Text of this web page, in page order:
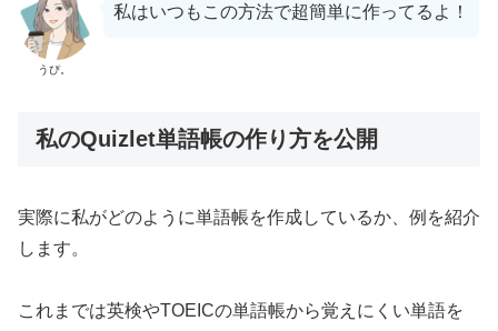
うぴ。
私はいつもこの方法で超簡単に作ってるよ！
私のQuizlet単語帳の作り方を公開
実際に私がどのように単語帳を作成しているか、例を紹介
します。
これまでは英検やTOEICの単語帳から覚えにくい単語を